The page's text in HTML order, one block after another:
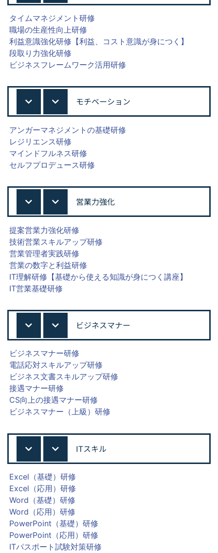
タイムマネジメント研修
職場の生産性向上研修
利益意識強化研修【利益、コスト意識が身につく】
段取り力強化研修
ビジネスフレームワーク活用研修
モチベーション
アンガーマネジメントの基礎研修
レジリエンス研修
マインドフルネス研修
セルフプロデュース研修
営業力強化
提案営業力強化研修
技術営業スキルアップ研修
営業管理者実践研修
営業の数字と利益研修
IT理解研修【基礎から使える知識が身につく講座】
IT営業基礎研修
ビジネスマナー
ビジネスマナー研修
電話応対スキルアップ研修
ビジネス文書スキルアップ研修
接遇マナー研修
CS向上の接遇マナー研修
ビジネスマナー（上級）研修
ITスキル
Excel（基礎）研修
Excel（応用）研修
Word（基礎）研修
Word（応用）研修
PowerPoint（基礎）研修
PowerPoint（応用）研修
ITパスポート試験対策研修